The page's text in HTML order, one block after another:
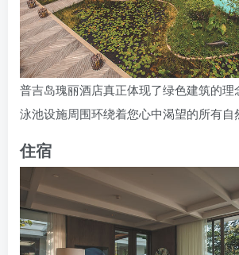
普吉岛瑰丽酒店真正体现了绿色建筑的理
泳池设施周围环绕着您心中渴望的所有自
住宿